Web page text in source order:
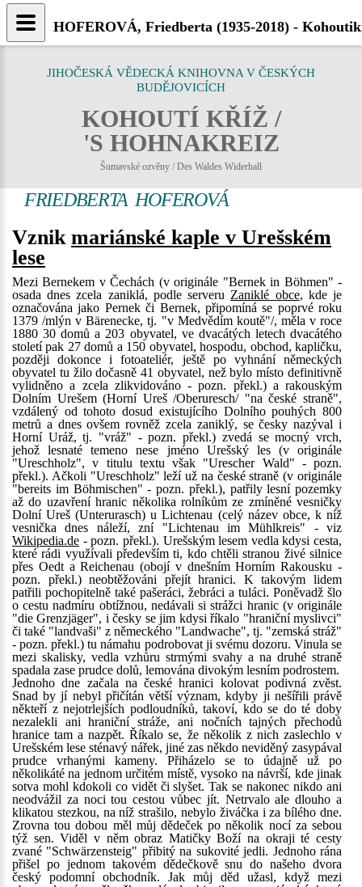
JIHOČESKÁ VĚDECKÁ KNIHOVNA V ČESKÝCH
BUDĚJOVICÍCH
KOHOUTÍ KŘÍŽ /
'S HOHNAKREIZ
Šumavské ozvěny / Des Waldes Widerhall
FRIEDBERTA HOFEROVÁ
Vznik mariánské kaple v Urešském
lese
Mezi Bernekem v Čechách (v originále "Bernek in Böhmen" -
osada dnes zcela zaniklá, podle serveru Zaniklé obce, kde je
označována jako Pernek či Bernek, připomíná se poprvé roku
1379 /mlýn v Bärenecke, tj. "v Medvědím koutě"/, měla v roce
1880 30 domů a 203 obyvatel, ve dvacátých letech dvacátého
století pak 27 domů a 150 obyvatel, hospodu, obchod, kapličku,
později dokonce i fotoateliér, ještě po vyhnání německých
obyvatel tu žilo dočasně 41 obyvatel, než bylo místo definitivně
vylidněno a zcela zlikvidováno - pozn. překl.) a rakouským
Dolním Urešem (Horní Ureš /Oberuresch/ "na české straně",
vzdálený od tohoto dosud existujícího Dolního pouhých 800
metrů a dnes ovšem rovněž zcela zaniklý, se česky nazýval i
Horní Uráž, tj. "vráž" - pozn. překl.) zvedá se mocný vrch,
jehož lesnaté temeno nese jméno Urešský les (v originále
"Ureschholz", v titulu textu však "Urescher Wald" - pozn.
překl.). Ačkoli "Ureschholz" leží už na české straně (v originále
"bereits im Böhmischen" - pozn. překl.), patřily lesní pozemky
až do uzavření hranic několika rolníkům ze zmíněné vesničky
Dolní Ureš (Unterurasch) u Lichtenau (celý název obce, k níž
vesnička dnes náleží, zní "Lichtenau im Mühlkreis" - viz
Wikipedia.de - pozn. překl.). Urešským lesem vedla kdysi cesta,
které rádi využívali především ti, kdo chtěli stranou živé silnice
přes Oedt a Reichenau (obojí v dnešním Horním Rakousku -
pozn. překl.) neobtěžováni přejít hranici. K takovým lidem
patřili pochopitelně také pašeráci, žebráci a tuláci. Poněvadž šlo
o cestu nadmíru obtížnou, nedávali si strážci hranic (v originále
"die Grenzjäger", i česky se jim kdysi říkalo "hraniční myslivci"
či také "landvaši" z německého "Landwache", tj. "zemská stráž"
- pozn. překl.) tu námahu podrobovat ji svému dozoru. Vinula se
mezi skalisky, vedla vzhůru strmými svahy a na druhé straně
spadala zase prudce dolů, lemována divokým lesním podrostem.
Jednoho dne začala na české hranici kolovat podivná zvěst.
Snad by jí nebyl přičítán větší význam, kdyby ji nešířili právě
někteří z nejotrlejších podloudníků, takoví, kdo se do té doby
nezalekli ani hraniční stráže, ani nočních tajných přechodů
hranice tam a nazpět. Říkalo se, že několik z nich zaslechlo v
Urešském lese sténavý nářek, jiné zas někdo neviděný zasypával
prudce vrhanými kameny. Přiházelo se to údajně už po
několikáté na jednom určitém místě, vysoko na návrší, kde jinak
sotva mohl kdokoli co vidět či slyšet. Tak se nakonec nikdo ani
neodvážil za noci tou cestou vůbec jít. Netrvalo ale dlouho a
klikatou stezkou, na níž strašilo, nebylo živáčka i za bílého dne.
Zrovna tou dobou měl můj dědeček po několik nocí za sebou
týž sen. Viděl v něm obraz Matičky Boží na okraji té cesty
zvané "Schwärzensteig" přibitý na sukovité jedli. Jednoho rána
přišel po jednom takovém dědečkově snu do našeho dvora
český podomní obchodník. Jak můj děd užasl, když mezi
HOFEROVÁ, Friedberta (1935-2018) -